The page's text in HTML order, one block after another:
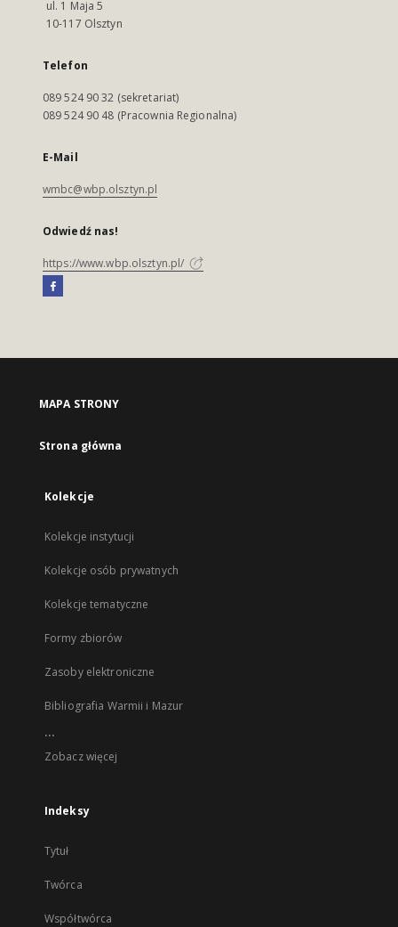
ul. 1 Maja 5
10-117 Olsztyn
Telefon
089 524 90 32 (sekretariat)
089 524 90 48 (Pracownia Regionalna)
E-Mail
wmbc@wbp.olsztyn.pl
Odwiedź nas!
https://www.wbp.olsztyn.pl/
MAPA STRONY
Strona główna
Kolekcje
Kolekcje instytucji
Kolekcje osób prywatnych
Kolekcje tematyczne
Formy zbiorów
Zasoby elektroniczne
Bibliografia Warmii i Mazur
...
Zobacz więcej
Indeksy
Tytuł
Twórca
Współtwórca